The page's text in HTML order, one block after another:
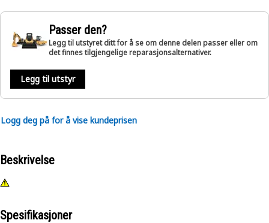
Passer den?
Legg til utstyret ditt for å se om denne delen passer eller om
det finnes tilgjengelige reparasjonsalternativer.
Legg til utstyr
Logg deg på for å vise kundeprisen
Beskrivelse
Spesifikasjoner